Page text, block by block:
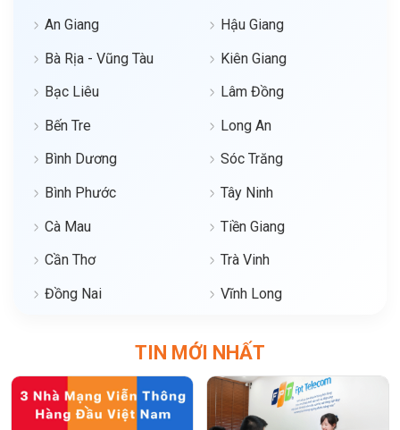
An Giang
Bà Rịa - Vũng Tàu
Bạc Liêu
Bến Tre
Bình Dương
Bình Phước
Cà Mau
Cần Thơ
Đồng Nai
Hậu Giang
Kiên Giang
Lâm Đồng
Long An
Sóc Trăng
Tây Ninh
Tiền Giang
Trà Vinh
Vĩnh Long
TIN MỚI NHẤT